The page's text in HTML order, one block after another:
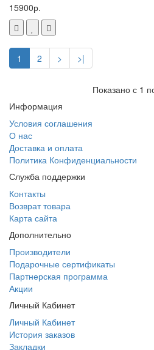
15900р.
1 2 > >|
Показано с 1
Информация
Условия соглашения
О нас
Доставка и оплата
Политика Конфиденциальности
Служба поддержки
Контакты
Возврат товара
Карта сайта
Дополнительно
Производители
Подарочные сертификаты
Партнерская программа
Акции
Личный Кабинет
Личный Кабинет
История заказов
Закладки